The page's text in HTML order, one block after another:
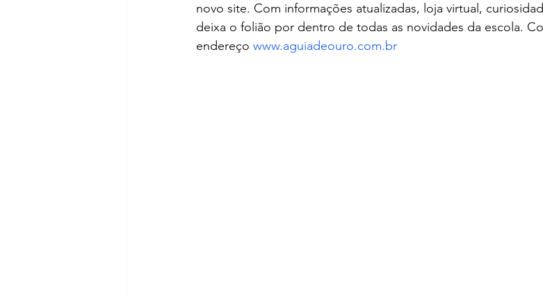
novo site. Com informações atualizadas, loja virtual,
deixa o folião por dentro de todas as novidades da escola.
endereço www.aguiadeouro.com.br